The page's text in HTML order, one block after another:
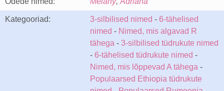
Kategooriad: 3-silbilised nimed - 6-tähelised
nimed - Nimed, mis algavad R
tähega - 3-silbilised tüdrukute nimed
- 6-tähelised tüdrukute nimed -
Nimed, mis lõppevad A tähega -
Populaarsed Ethiopia tüdrukute